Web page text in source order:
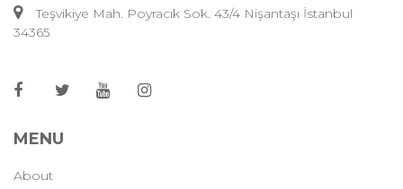
Teşvikiye Mah. Poyracık Sok. 43/4 Nişantaşı İstanbul
34365
MENU
About